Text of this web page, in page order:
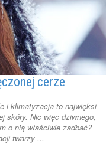
cerze
i klimatyzacja to najwięksi
skóry. Nic więc dziwnego,
o nią właściwie zadbać?
twarzy ...